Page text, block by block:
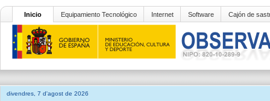
Inicio Equipamiento Tecnológico Internet Software Cajón de
divendres, 7 d'agost de 2026